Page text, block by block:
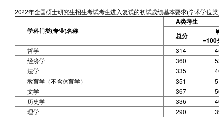
2022年全国硕士研究生招生考试考生进入复试的初试成绩基本要求(学术学位
学科门类(专业)名称
A类考生
总分
=100
哲学 314
经济学
360
法学
335
教育学（不含体育学）
351
文学
367
历史学
336
理学
290